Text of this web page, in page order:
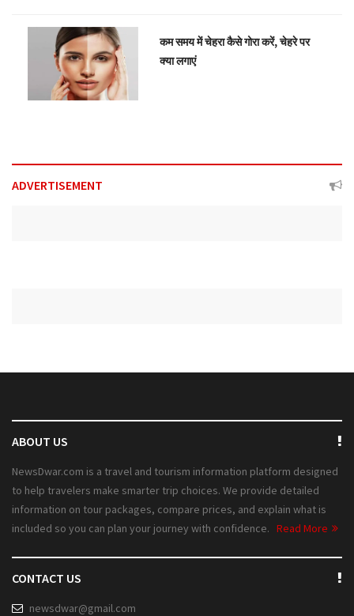
कम समय में चेहरा कैसे गोरा करें, चेहरे पर
क्या लगाएं
ADVERTISEMENT
ABOUT US
NewsDwar.com is a travel and tourism information platform designed
to help travelers make smarter trip choices. We provide detailed
information on tour packages, compare prices, and explain what is
included so you can plan your journey with confidence. Read More
CONTACT US
newsdwar@gmail.com